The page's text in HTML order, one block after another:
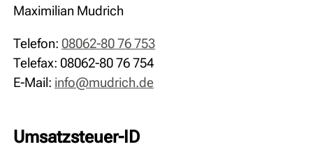
Maximilian Mudrich
Telefon: 08062-80 76 753
Telefax: 08062-80 76 754
E-Mail: nf m drch d
Umsatzsteuer-ID